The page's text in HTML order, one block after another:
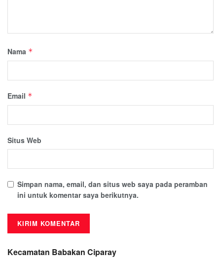
Nama *
Email *
Situs Web
Simpan nama, email, dan situs web saya pada peramban
ini untuk komentar saya berikutnya.
Kecamatan Babakan Ciparay